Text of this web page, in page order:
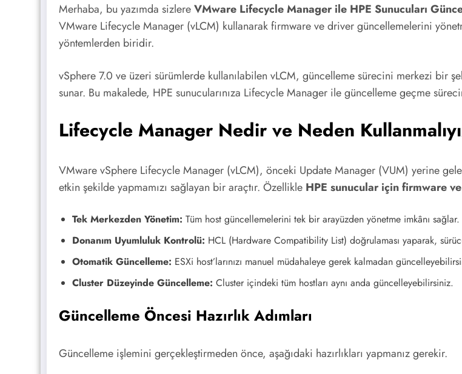
Merhaba, bu yazımda sizlereVMware Lifecycle Manager ile HPE Sunucuları
VMware Lifecycle Manager (vLCM) kullanarak firmware ve driver güncellemelerini
yöntemlerden biridir.
vSphere 7.0 ve üzeri sürümlerde kullanılabilen vLCM, güncelleme sürecini merkezi bir
sunar. Bu makalede, HPE sunucularınıza Lifecycle Manager ile güncelleme geçme
Lifecycle Manager Nedir ve Neden
VMware vSphere Lifecycle Manager (vLCM), önceki Update Manager (VUM) yerine
etkin şekilde yapmamızı sağlayan bir araçtır. Özellikle HPE sunucular için firmware
Tek Merkezden Yönetim: Tüm host güncellemelerini tek bir arayüzden yönetme imkânı sağlar.
Donanım Uyumluluk Kontrolü: HCL (Hardware Compatibility List) doğrulaması yaparak,
Otomatik Güncelleme: ESXi host’larınızı manuel müdahaleye gerek kalmadan
Cluster Düzeyinde Güncelleme: Cluster içindeki tüm hostları aynı anda güncelleyebilirsiniz.
Güncelleme Öncesi Hazırlık Adımları
Güncelleme işlemini gerçekleştirmeden önce, aşağıdaki hazırlıkları yapmanız gerekir.